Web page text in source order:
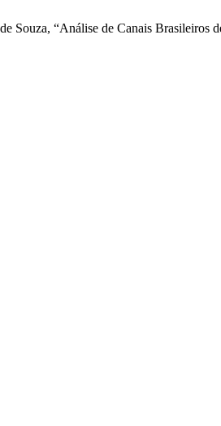
Souza, “Análise de Canais Brasileiros